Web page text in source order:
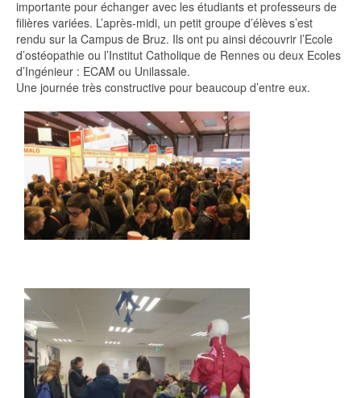
importante pour échanger avec les étudiants et professeurs de
filières variées. L’après-midi, un petit groupe d’élèves s’est
rendu sur la Campus de Bruz. Ils ont pu ainsi découvrir l’Ecole
d’ostéopathie ou l’Institut Catholique de Rennes ou deux Ecoles
d’Ingénieur : ECAM ou Unilassale.
Une journée très constructive pour beaucoup d’entre eux.